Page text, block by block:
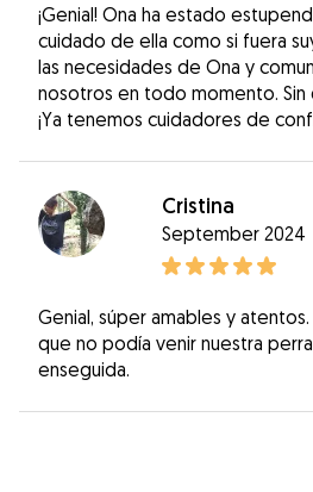
¡Genial! Ona ha estado
cuidado de ella como si fuera
las necesidades de Ona y
nosotros en todo momento. Sin
¡Ya tenemos cuidadores de
Cristina
September 2024
Genial, súper amables y
que no podía venir nuestra
enseguida.